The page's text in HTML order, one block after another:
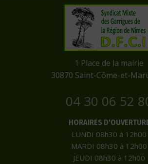
​1 Place de la mairie
​30870 Saint-Côme-et-
04 30 06 52
HORAIRES
LUNDI 08h30 à 12h00
MARDI 08h30 à 12h00
JEUDI 08h30 à 12h00